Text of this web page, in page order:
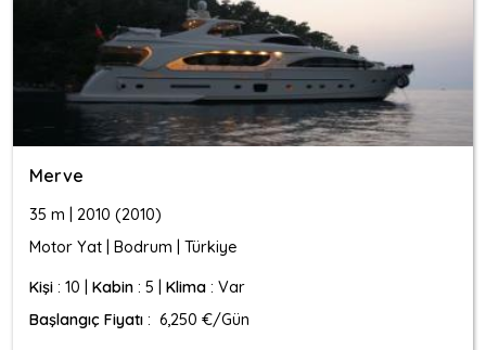
Merve
35 m | 2010 (2010)
Motor Yat | Bodrum | Türkiye
Kişi : 10 | Kabin : 5 | Klima : Var
Başlangıç Fiyatı : 6,250 €/Gün